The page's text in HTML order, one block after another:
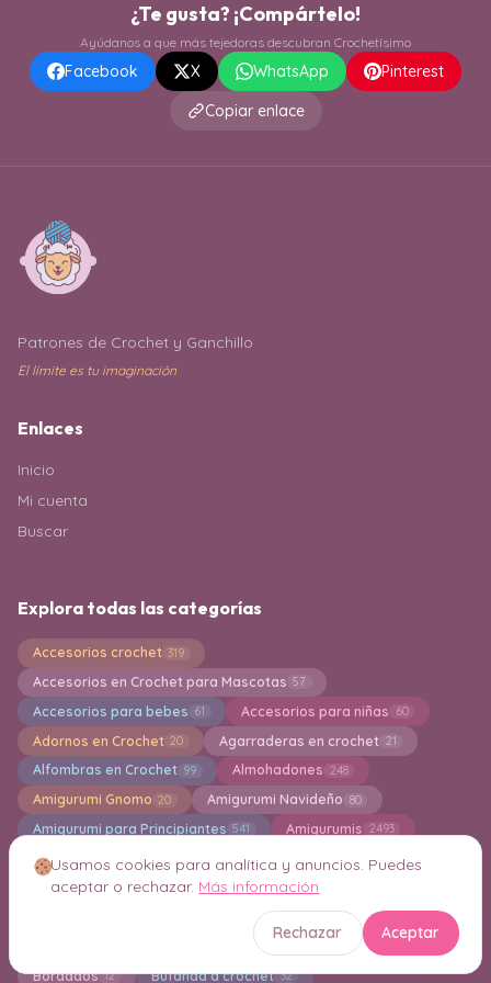
¿Te gusta? ¡Compártelo!
Ayúdanos a que más tejedoras descubran Crochetísimo
Facebook X WhatsApp
Pinterest
Copiar enlace
Patrones de Crochet y Ganchillo
El límite es tu imaginación
Enlaces
Inicio
Mi cuenta
Buscar
Explora todas las categorías
Accesorios crochet 319
Accesorios en Crochet para Mascotas 57
Accesorios para bebes 61 Accesorios para niñas 60
Adornos en Crochet 20 Agarraderas en crochet 21
Alfombras en Crochet 99 Almohadones 248
Amigurumi Gnomo 20 Amigurumi Navideño 80
Amigurumi para Principiantes 541 Amigurumis 2493
Aplicaciones en crochet Bandoleras en crochet 5
Bermudas 3 Bikinis en Crochet 27
Blusas crochet
Boleros Bolsa en Crochet
Bordados 12 Bufanda a crochet 32
Usamos cookies para analítica y anuncios. Puedes
aceptar o rechazar. Más información
Rechazar Aceptar